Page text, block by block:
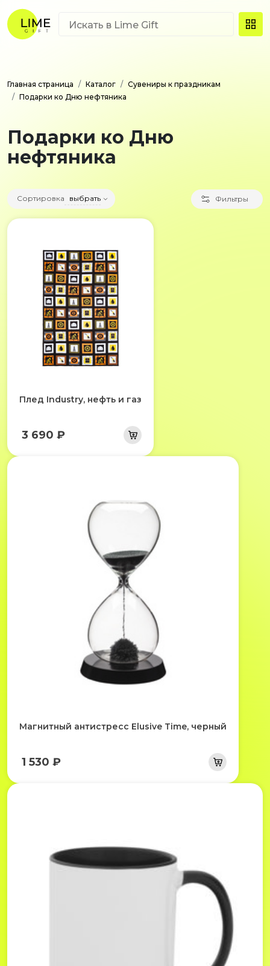
Главная страница Каталог
Сувениры к праздникам
Подарки ко Дню нефтяника
Подарки ко Дню
нефтяника
Сортировка выбрать Фильтры
Плед Industry, нефть и газ
3 690 ₽
Магнитный антистресс Elusive Time, черный
1 530 ₽